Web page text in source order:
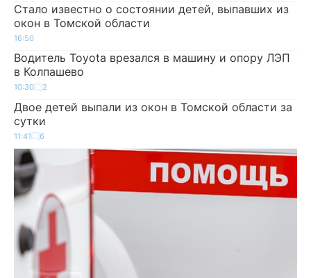
Стало известно о состоянии детей, выпавших из
окон в Томской области
16:50
Водитель Toyota врезался в машину и опору ЛЭП
в Колпашево
10:30 2
Двое детей выпали из окон в Томской области за
сутки
11:41 6